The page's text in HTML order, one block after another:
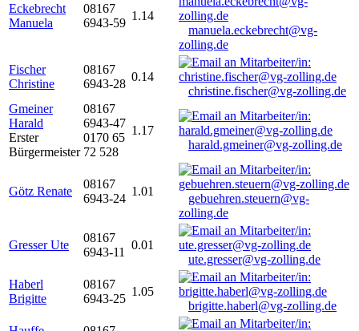
Eckebrecht
Manuela
08167
6943-59
1.14
manuela.eckebrecht@vg-
zolling.de
Fischer
Christine
08167
6943-28
0.14
christine.fischer@vg-zolling.de
Gmeiner
Harald
Erster
Bürgermeister
08167
6943-47
0170 65
72 528
1.17
harald.gmeiner@vg-zolling.de
Götz Renate
08167
6943-24
1.01
gebuehren.steuern@vg-
zolling.de
Gresser Ute
08167
6943-11
0.01
ute.gresser@vg-zolling.de
Haberl
Brigitte
08167
6943-25
1.05
brigitte.haberl@vg-zolling.de